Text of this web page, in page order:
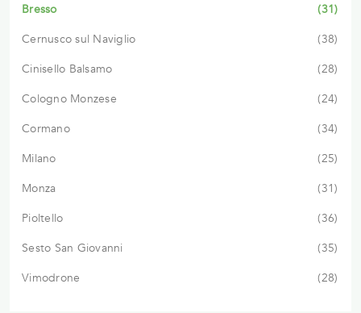
Bresso
31
Cernusco sul Naviglio
38
Cinisello Balsamo
28
Cologno Monzese
24
Cormano
34
Milano
25
Monza
31
Pioltello
36
Sesto San Giovanni
35
Vimodrone
28